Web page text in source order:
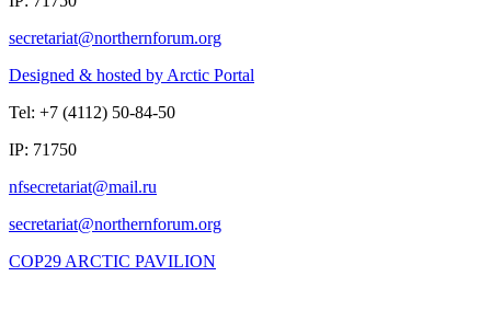
Designed & hosted by Arctic Portal
Tel: +7 (4112) 50-84-50
IP: 71750
COP29 ARCTIC PAVILION